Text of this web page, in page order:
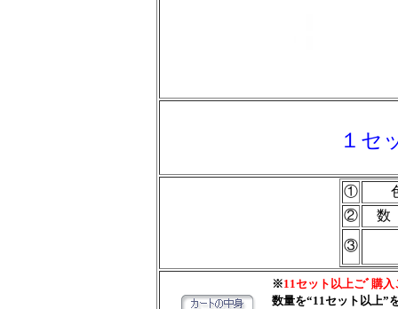
１セ
①
②
数
③
※11セット以上ごﾞ購入
数量を“11セット以上”